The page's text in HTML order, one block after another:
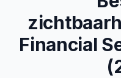
Financial